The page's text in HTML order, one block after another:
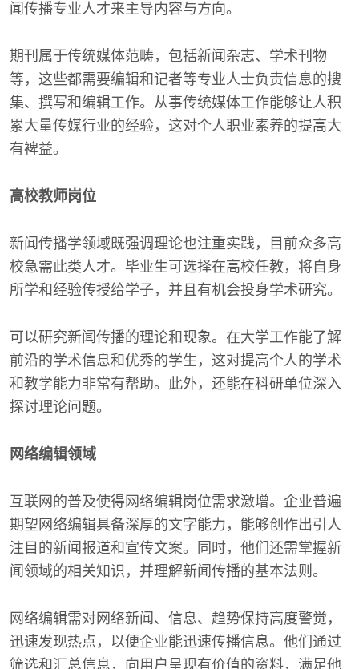
闻传播专业人才来主导内容与方向。
期刊属于传统媒体范畴，包括新闻杂志、学术刊物
等，这些都需要编辑和记者等专业人士负责信息的搜
集、撰写和编辑工作。从事传统媒体工作能够让人积
累大量传媒行业的经验，这对个人职业素养的提高大
有裨益。
高校教师岗位
新闻传播学领域既强调理论也注重实践，目前众多高
校急需此类人才。毕业生可选择在高校任教，将自身
所学和经验传授给学子，并且有机会投身学术研究。
可以研究新闻传播的理论和现象。在大学工作能了解
前沿的学术信息和优秀的学生，这对提高个人的学术
和教学能力非常有帮助。此外，还能在科研单位深入
探讨理论问题。
网络编辑领域
互联网的普及使得网络编辑岗位需求激增。企业普遍
期望网络编辑具备深厚的文字能力，能够创作出引人
注目的新闻报道和宣传文案。同时，他们还需掌握新
闻领域的相关知识，并理解新闻传播的基本法则。
网络编辑需对网络新闻、信息、趋势保持高度警觉，
迅速发现热点，以便企业能迅速传播信息。他们通过
筛选和汇总信息，向用户呈现有价值的资料，满足他